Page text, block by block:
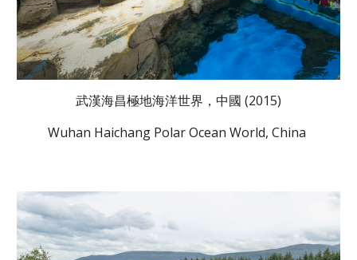
武漢海昌極地海洋世界，中國 (2015)
Wuhan Haichang Polar Ocean World, China